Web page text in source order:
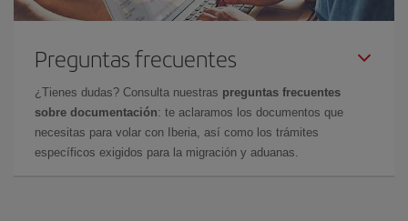
Preguntas frecuentes
¿Tienes dudas? Consulta nuestras preguntas frecuentes
sobre documentación: te aclaramos los documentos que
necesitas para volar con Iberia, así como los trámites
específicos exigidos para la migración y aduanas.